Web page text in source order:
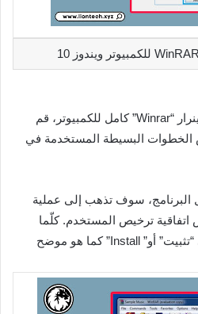
لكي تتمكن من تنزيل برنامَج وينرار “Winrar” كامل للكمبيوتر، قم
الخطوات البسيطة المستخدمة في
البرنامج، سوف تذهب إلى عملية
اتفاقية ترخيص المستخدم. كلّما
عليك فعله هو النقر على “تثبيت” أو” Install” كما هو موضح